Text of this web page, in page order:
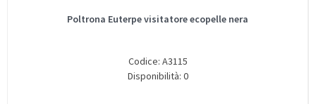
Poltrona Euterpe visitatore ecopelle nera
Codice: A3115
Disponibilità: 0